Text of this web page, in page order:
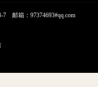
7 邮箱：97374693#qq.com